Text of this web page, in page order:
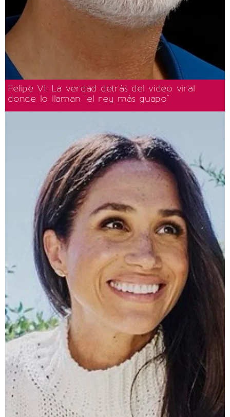
Felipe VI: La verdad detrás del video viral
donde lo llaman "el rey más guapo"